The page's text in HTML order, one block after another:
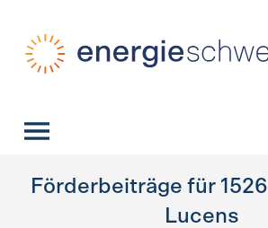
Förderbeiträge für 1526
Lucens